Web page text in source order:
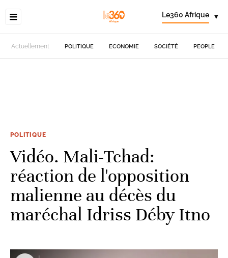
Le360 Afrique ▾
Actuellement POLITIQUE ECONOMIE SOCIÉTÉ PEOPLE
POLITIQUE
Vidéo. Mali-Tchad:
réaction de l'opposition
malienne au décès du
maréchal Idriss Déby Itno